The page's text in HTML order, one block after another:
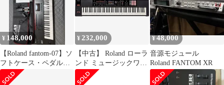
¥ 148,000
【Roland fantom-07】ソ
フトケース・ペダル付
き
¥ 232,000
【中古】 Roland ローラ
ンド ミュージックワー
クステーション FA-08
¥48,000
音源モジュール
Roland FANTOM XR